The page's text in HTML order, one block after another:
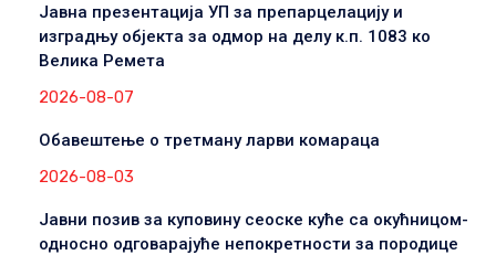
Јавна презентација УП за препарцелацију и
изградњу објекта за одмор на делу к.п. 1083 ко
Велика Ремета
2026-08-07
Обавештење о третману ларви комараца
2026-08-03
Јавни позив за куповину сеоске куће са окућницом-
односно одговарајуће непокретности за породице